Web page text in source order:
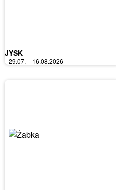
JYSK
29.07. – 16.08.2026